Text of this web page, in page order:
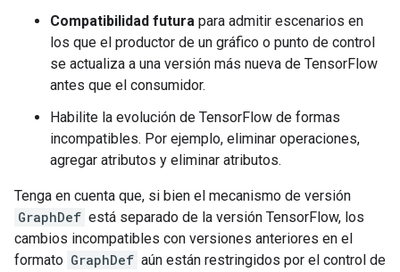
Compatibilidad futura para admitir escenarios en
los que el productor de un gráfico o punto de control
se actualiza a una versión más nueva de TensorFlow
antes que el consumidor.
Habilite la evolución de TensorFlow de formas
incompatibles. Por ejemplo, eliminar operaciones,
agregar atributos y eliminar atributos.
Tenga en cuenta que, si bien el mecanismo de versión
GraphDef está separado de la versión TensorFlow, los
cambios incompatibles con versiones anteriores en el
formato GraphDef aún están restringidos por el control de